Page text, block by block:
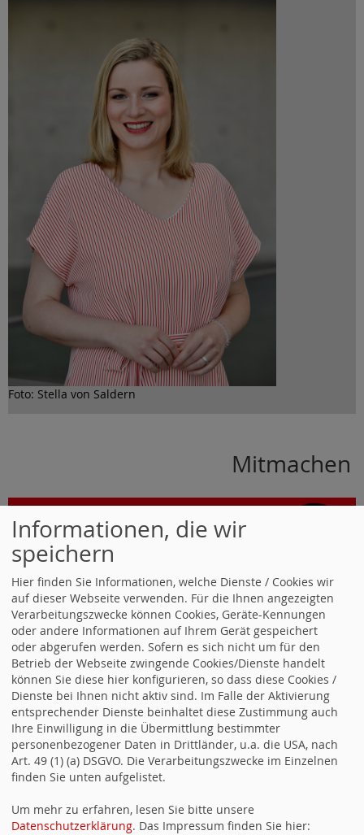
Foto: Stella von Saldern
Mitmachen
vorwaerts.de
Informationen, die wir
speichern
Hier finden Sie Informationen, welche Dienste / Cookies wir
auf dieser Webseite verwenden. Für die Ihnen angezeigten
Verarbeitungszwecke können Cookies, Geräte-Kennungen
oder andere Informationen auf Ihrem Gerät gespeichert
oder abgerufen werden. Sofern es sich nicht um für den
Betrieb der Webseite zwingende Cookies/Dienste handelt
können Sie diese hier konfigurieren, so dass diese Cookies /
Dienste bei Ihnen nicht aktiv sind. Im Falle der Aktivierung
entsprechender Dienste beinhaltet diese Zustimmung auch
Ihre Einwilligung in die Übermittlung bestimmter
personenbezogener Daten in Drittländer, u.a. die USA, nach
Art. 49 (1) (a) DSGVO. Die Verarbeitungszwecke im Einzelnen
finden Sie unten aufgelistet.
Um mehr zu erfahren, lesen Sie bitte unsere
Datenschutzerklärung. Das Impressum finden Sie hier: